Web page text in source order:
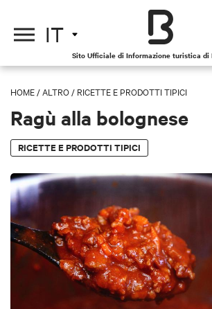
IT
Sito Ufficiale di Informazione turistica di
HOME /ALTRO / RICETTE E PRODOTTI TIPICI
Ragù alla bolognese
RICETTE E PRODOTTI TIPICI